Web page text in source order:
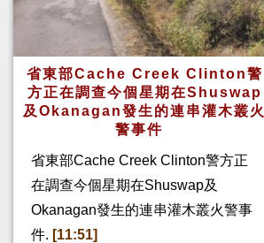
省東部Cache Creek Clinton警
方正在調查今個星期在Shuswap
及Okanagan發生的連串灌木叢火
警事件
省東部Cache Creek Clinton警方正
在調查今個星期在Shuswap及
Okanagan發生的連串灌木叢火警事
件. [11:51]